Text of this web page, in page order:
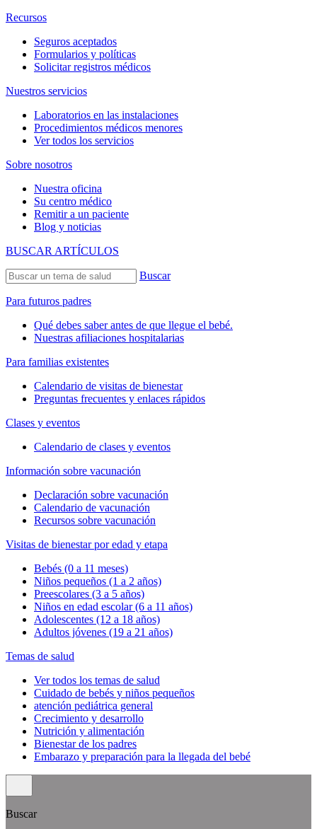
Recursos
Seguros aceptados
Formularios y políticas
Solicitar registros médicos
Nuestros servicios
Laboratorios en las instalaciones
Procedimientos médicos menores
Ver todos los servicios
Sobre nosotros
Nuestra oficina
Su centro médico
Remitir a un paciente
Blog y noticias
BUSCAR ARTÍCULOS
Buscar
Para futuros padres
Qué debes saber antes de que llegue el bebé.
Nuestras afiliaciones hospitalarias
Para familias existentes
Calendario de visitas de bienestar
Preguntas frecuentes y enlaces rápidos
Clases y eventos
Calendario de clases y eventos
Información sobre vacunación
Declaración sobre vacunación
Calendario de vacunación
Recursos sobre vacunación
Visitas de bienestar por edad y etapa
Bebés (0 a 11 meses)
Niños pequeños (1 a 2 años)
Preescolares (3 a 5 años)
Niños en edad escolar (6 a 11 años)
Adolescentes (12 a 18 años)
Adultos jóvenes (19 a 21 años)
Temas de salud
Ver todos los temas de salud
Cuidado de bebés y niños pequeños
atención pediátrica general
Crecimiento y desarrollo
Nutrición y alimentación
Bienestar de los padres
Embarazo y preparación para la llegada del bebé
Buscar